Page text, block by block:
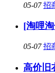
05-07 招
[淘哩
05-07 招
高价旧